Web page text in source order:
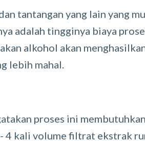
tantangan yang lain yang
adalah tingginya biaya
alkohol akan
lebih mahal.
proses ini
4 kali volume filtrat ekstrak